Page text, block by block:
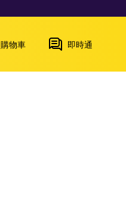
購物車 即時通